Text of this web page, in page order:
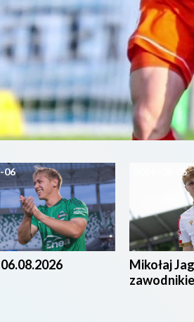
06 2026-08-05
Mikołaj